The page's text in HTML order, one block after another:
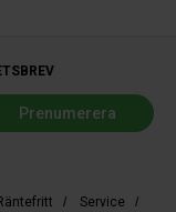
/ Service /